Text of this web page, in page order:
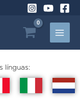
línguas: